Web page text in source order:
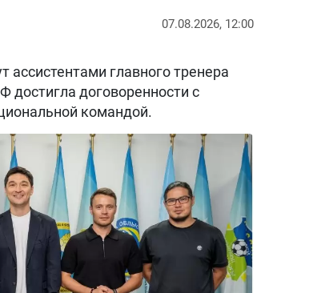
07.08.2026, 12:00
главного тренера
договоренности с
командой.